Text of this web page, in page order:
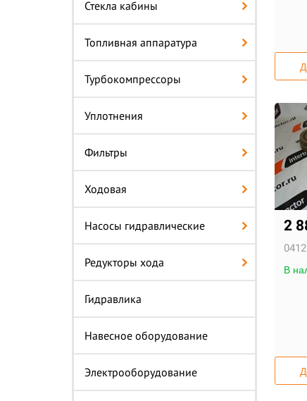
Стекла кабины
Топливная аппаратура
Турбокомпрессоры
Уплотнения
Фильтры
Ходовая
Насосы гидравлические
Редукторы хода
Гидравлика
Навесное оборудование
Электрооборудование
2
В